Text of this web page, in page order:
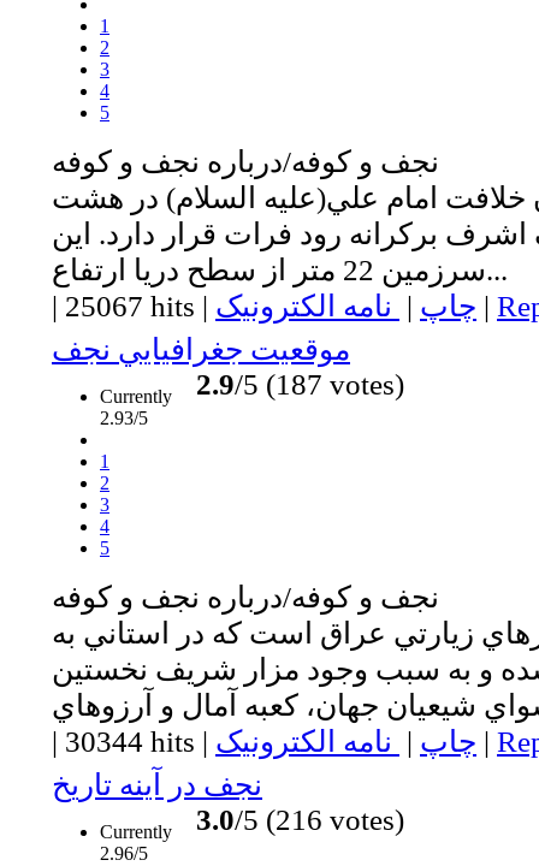
1
2
3
4
5
نجف و كوفه/درباره نجف و كوفه
خلافت امام علي(عليه السلام) در هشت
بركرانه رود فرات قرار دارد. اين
سرزمين 22 متر از سطح دريا ارتفاع...
| 25067 hits | چاپ | نامه الکترونیک |
موقعيت جغرافيايي نجف
Currently
2.93/5
1
2
3
4
5
2.9/5 (187 votes)
نجف و كوفه/درباره نجف و كوفه
زيارتي عراق است كه در استاني به
و به سبب وجود مزار شريف نخستين
| 30344 hits | چاپ | نامه الکترونیک |
نجف در آينه تاريخ
Currently
2.96/5
3.0/5 (216 votes)